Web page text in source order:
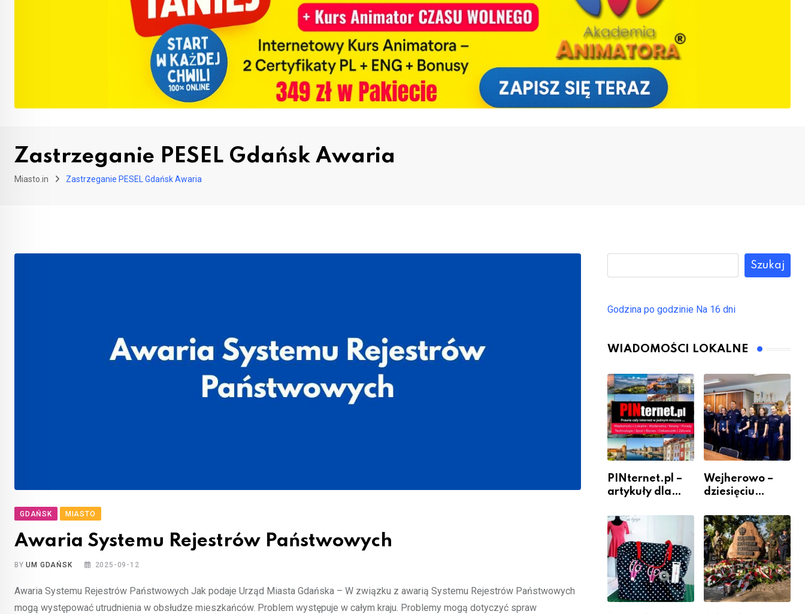
Zastrzeganie PESEL Gdańsk Awaria
Miasto.in Zastrzeganie PESEL Gdańsk Awaria
GDAŃSK MIASTO
Awaria Systemu Rejestrów Państwowych
BYUM GDAŃSK 2025-09-12
Awaria Systemu Rejestrów Państwowych Jak podaje Urząd Miasta Gdańska – W związku z awarią Systemu Rejestrów Państwowych
mogą występować utrudnienia w obsłudze mieszkańców. Problem występuje w całym kraju. Problemy mogą dotyczyć spraw
Szukaj
Godzina po godzinie Na 16 dni
WIADOMOŚCI LOKALNE
PINternet.pl –
artykuły dla
jako inwestycja
w widoczność
Wejherowo –
dziesięciu
policjantów w
szeregach
Komendy
Powiatowej